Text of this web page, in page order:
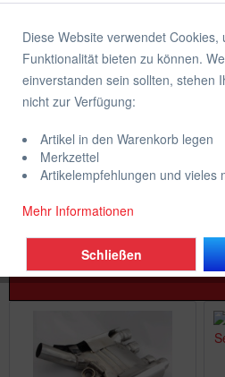
Sonstige
Auspuffanlagen für Dein
KGmehr erfahren »
Filtern
Diese Website verwendet
Funktionalität bieten zu können.
einverstanden sein sollten, stehen
nicht zur Verfügung:
Artikel in den Warenkorb legen
Merkzettel
Artikelempfehlungen und vieles
Mehr Informationen
Schließen